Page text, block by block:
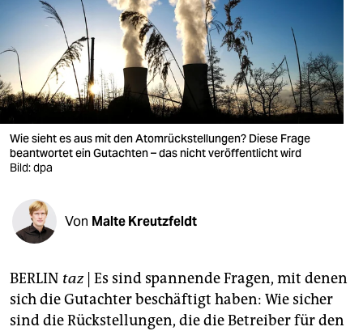
berlin
nord
wahrheit
verlag
verlag
shop
fragen & hilfe
unterstützen
abo
Wie sieht es aus mit den Atomrückstellungen? Diese Frage
beantwortet ein Gutachten – das nicht veröffentlicht wird
Bild: dpa
Von Malte Kreutzfeldt
BERLIN taz| Es sind spannende Fragen, mit denen
sich die Gutachter beschäftigt haben: Wie sicher
sind die Rückstellungen, die die Betreiber für den